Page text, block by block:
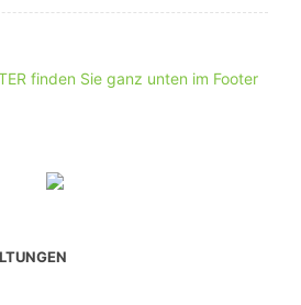
finden Sie ganz unten im Footer